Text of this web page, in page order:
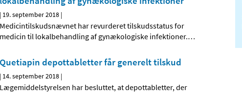
| 19. september 2018 |
Medicintilskudsnævnet har revurderet tilskudsstatus for
medicin til lokalbehandling af gynækologiske infektioner.…
Quetiapin depottabletter får generelt tilskud
| 14. september 2018 |
Lægemiddelstyrelsen har besluttet, at depottabletter, der